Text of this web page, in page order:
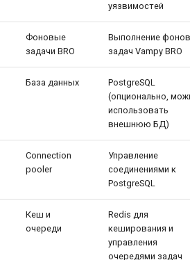
уязвимостей
Фоновые
задачи BRO
Выполнение
задач Vampy BRO
База данных
PostgreSQL
(опционально,
использовать
внешнюю БД)
Connection
pooler
Управление
соединениями к
PostgreSQL
Кеш и
очереди
Redis для
кеширования и
управления
очередями задач